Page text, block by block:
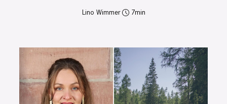
Lino Wimmer 7